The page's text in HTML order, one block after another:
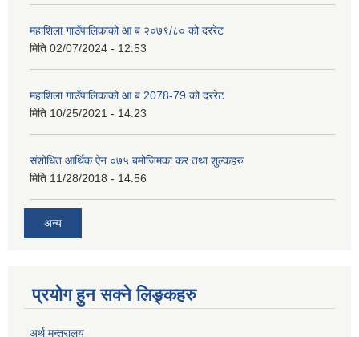
महाशिला गाउँपालिकाको आ ब २०७९/८० को दररेट
मिति 02/07/2024 - 12:53
महाशिला गाउँपालिकाको आ ब 2078-79 को दररेट
मिति 10/25/2021 - 14:23
संशोधित आर्थिक ऐन ०७५ बमोजिमका कर तथा शुल्कहरु
मिति 11/28/2018 - 14:56
अन्य
प्रयोग हुन सक्ने लिङ्कहरु
अर्थ मन्त्रालय